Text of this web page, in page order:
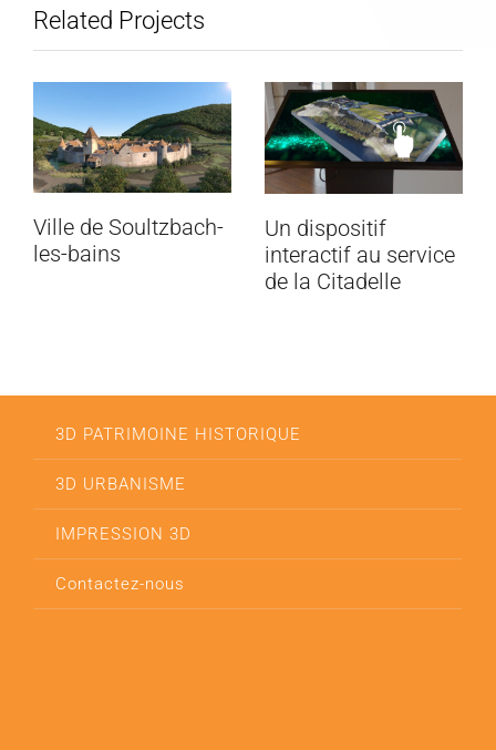
Related Projects
Ville de Soultzbach-
les-bains
Un dispositif
interactif au service
de la Citadelle
3D PATRIMOINE HISTORIQUE
3D URBANISME
IMPRESSION 3D
Contactez-nous